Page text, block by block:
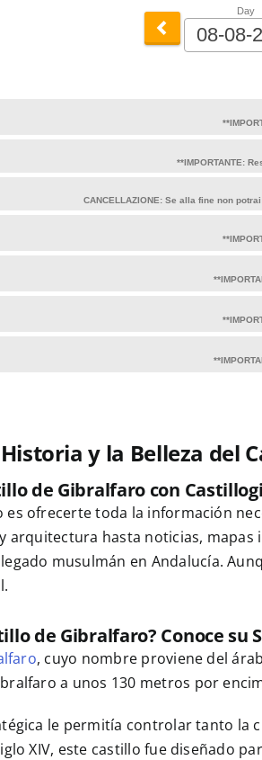
y la Belleza del
de Gibralfaro con
ofrecerte toda la información
arquitectura hasta noticias,
musulmán en Andalucía.
de Gibralfaro? Conoce su
, cuyo nombre proviene del
a unos 130 metros por
le permitía controlar tanto la
XIV, este castillo fue diseñado